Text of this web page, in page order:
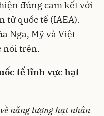
đúng cam kết với
tử quốc tế (IAEA).
Nga, Mỹ và Việt
nói trên.
tế lĩnh vực hạt
năng lượng hạt nhân